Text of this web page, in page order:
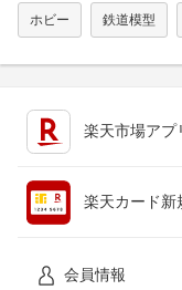
ホビー 鉄道模型
楽天市場アプ
楽天カード新
会員情報